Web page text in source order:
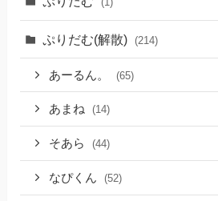
ぷりだむ(解散) (214)
あーるん。 (65)
あまね (14)
そあら (44)
なぴくん (52)